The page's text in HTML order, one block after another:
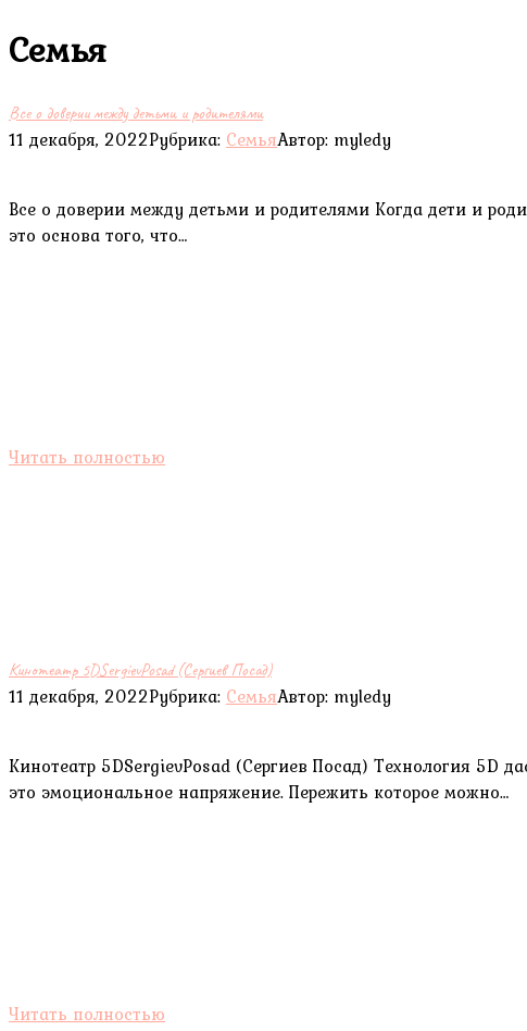
Семья
Все о доверии между детьми и родителями
11 декабря, 2022Рубрика: СемьяАвтор: myledy
Все о доверии между детьми и родителями Когда дети и
это основа того, что…
Читать полностью
Кинотеатр 5DSergievPosad (Сергиев Посад)
11 декабря, 2022Рубрика: СемьяАвтор: myledy
Кинотеатр 5DSergievPosad (Сергиев Посад) Технология 5D
это эмоциональное напряжение. Пережить которое можно…
Читать полностью